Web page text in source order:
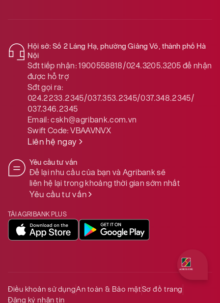
Hội sở: Số 2 Láng Hạ, phường Giảng Võ, thành phố Hà
Nội
Sđt tiếp nhận: 1900558818/024.3205.3205để nhận
được hỗ trợ
Sđt gọi ra:
024.2233.2345/037.353.2345/037.348.2345/
037.346.2345
Email:cskh@agribank.com.vn
Swift Code:VBAAVNVX
Liên hệ ngay
Yêu cầu tư vấn
Để lại nhu cầu của bạn và Agribank sẽ
liên hệ lại trong khoảng thời gian sớm nhất
Yêu cầu tư vấn
TẢI AGRIBANK PLUS
Điều khoản sử dụngAn toàn & Bảo mậtSơ đồ trang
Đăng ký nhận tin
Quý